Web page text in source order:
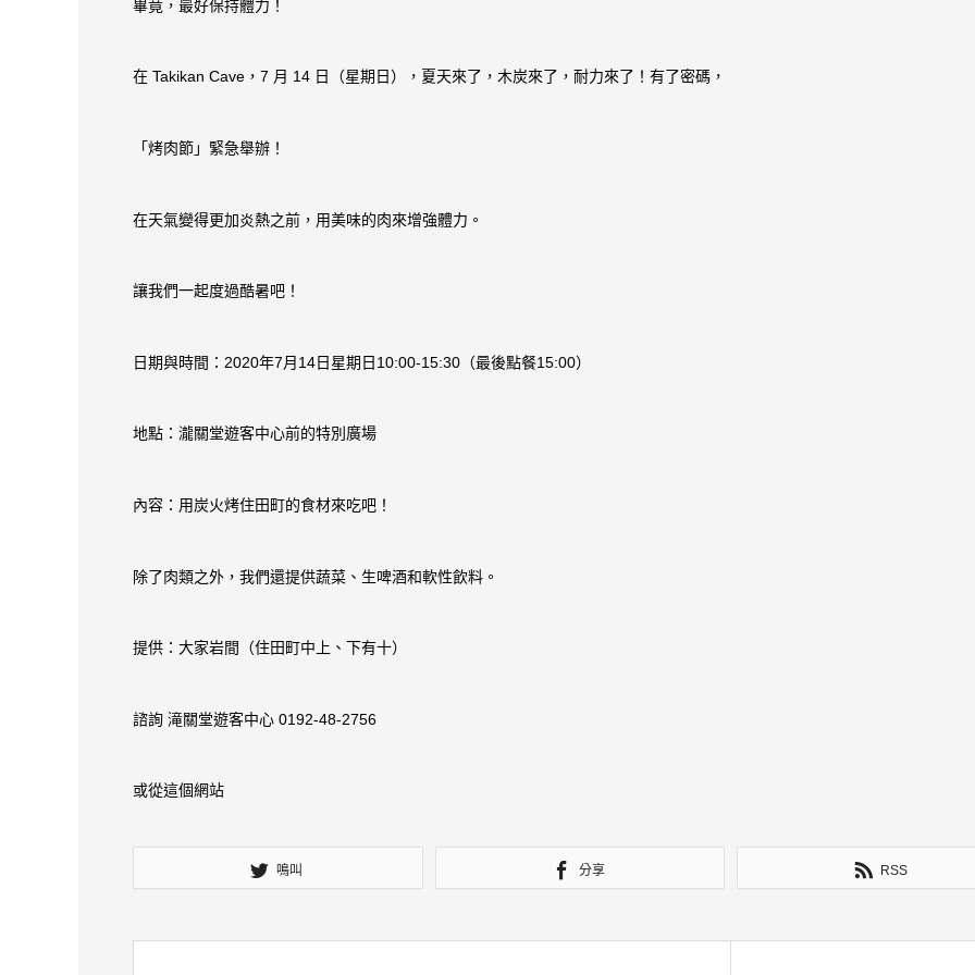
畢竟，最好保持體力！
在 Takikan Cave，7 月 14 日（星期日），夏天來了，木炭來了，耐力來了！有了密碼，
「烤肉節」緊急舉辦！
在天氣變得更加炎熱之前，用美味的肉來增強體力。
讓我們一起度過酷暑吧！
日期與時間：2020年7月14日星期日10:00-15:30（最後點餐15:00）
地點：瀧關堂遊客中心前的特別廣場
內容：用炭火烤住田町的食材來吃吧！
除了肉類之外，我們還提供蔬菜、生啤酒和軟性飲料。
提供：大家岩間（住田町中上、下有十）
諮詢 滝關堂遊客中心 0192-48-2756
或從這個網站
鳴叫 分享 RSS